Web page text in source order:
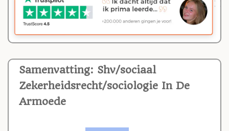
Samenvatting: Shv/sociaal
Zekerheidsrecht/sociologie In De
Armoede